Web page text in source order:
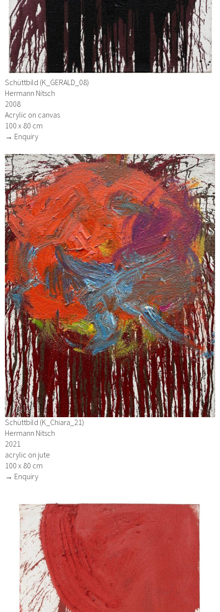
Schüttbild (K_GERALD_08)
Hermann Nitsch
2008
Acrylic on canvas
100 x 80 cm
→ Enquiry
Schüttbild (K_Chiara_21)
Hermann Nitsch
2021
acrylic on jute
100 x 80 cm
→ Enquiry